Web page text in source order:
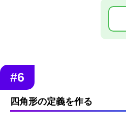
#6
四角形の定義を作る